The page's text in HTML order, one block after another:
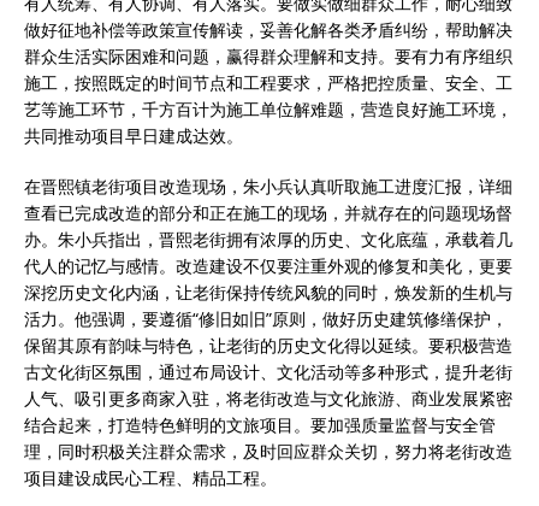
做好征地补偿等政策宣传解读，妥善化解各类矛盾纠纷，帮助解决
群众生活实际困难和问题，赢得群众理解和支持。要有力有序组织
施工，按照既定的时间节点和工程要求，严格把控质量、安全、工
艺等施工环节，千方百计为施工单位解难题，营造良好施工环境，
共同推动项目早日建成达效。
在晋熙镇老街项目改造现场，朱小兵认真听取施工进度汇报，详细
查看已完成改造的部分和正在施工的现场，并就存在的问题现场督
办。朱小兵指出，晋熙老街拥有浓厚的历史、文化底蕴，承载着几
代人的记忆与感情。改造建设不仅要注重外观的修复和美化，更要
深挖历史文化内涵，让老街保持传统风貌的同时，焕发新的生机与
活力。他强调，要遵循“修旧如旧”原则，做好历史建筑修缮保护，
保留其原有韵味与特色，让老街的历史文化得以延续。要积极营造
古文化街区氛围，通过布局设计、文化活动等多种形式，提升老街
人气、吸引更多商家入驻，将老街改造与文化旅游、商业发展紧密
结合起来，打造特色鲜明的文旅项目。要加强质量监督与安全管
理，同时积极关注群众需求，及时回应群众关切，努力将老街改造
项目建设成民心工程、精品工程。